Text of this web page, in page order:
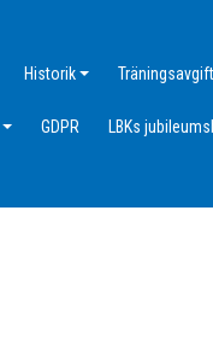
Historik
GDPR LBKs